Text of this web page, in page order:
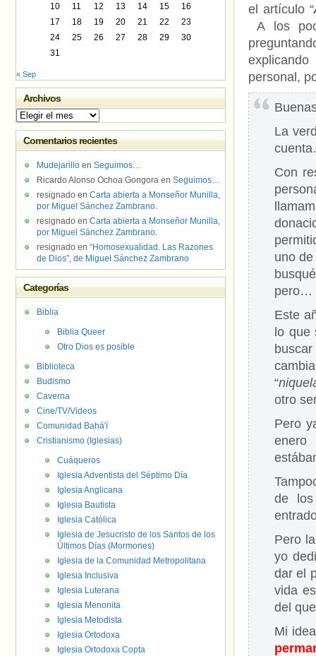
el artículo “
A los
personal,
La
Con
uno
pero…
Este
lo
“
otro
Pero
de
Pero
yo
dar el
vida
del
Mi
10
11 12 13 14 15
16
17
18 19 20 21 22
23
24
25 26 27 28 29
30
31
« Sep
Archivos
Archivos
Comentarios recientes
Mudejarillo en Seguimos…
Ricardo Alonso Ochoa Gongora en Seguimos…
resignado en Carta abierta a Monseñor Munilla,
por Miguel Sánchez Zambrano.
resignado en Carta abierta a Monseñor Munilla,
por Miguel Sánchez Zambrano.
resignado en “Homosexualidad. Las Razones
de Dios”, de Miguel Sánchez Zambrano
Categorías
Biblia
Biblia Queer
Otro Dios es posible
Biblioteca
Budismo
Caverna
Cine/TV/Videos
Comunidad Bahá'í
Cristianismo (Iglesias)
Cuáqueros
Iglesia Adventista del Séptimo Día
Iglesia Anglicana
Iglesia Bautista
Iglesia Católica
Iglesia de Jesucristo de los Santos de los
Últimos Días (Mormones)
Iglesia de la Comunidad Metropolitana
Iglesia Inclusiva
Iglesia Luterana
Iglesia Menonita
Iglesia Metodista
Iglesia Ortodoxa
Iglesia Ortodoxa Copta